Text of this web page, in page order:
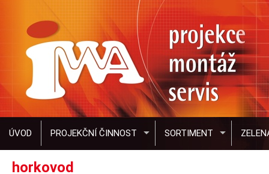
ÚVOD PROJEKČNÍ ČINNOST SORTIMENT
horkovod